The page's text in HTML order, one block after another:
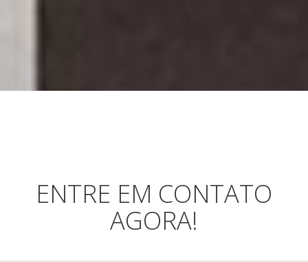
ENTRE EM CONTATO
AGORA!